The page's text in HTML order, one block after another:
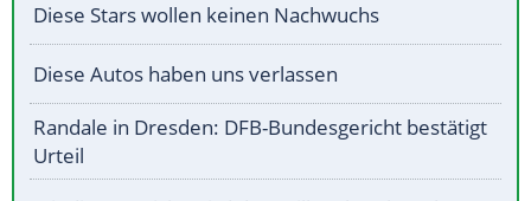
Diese Stars wollen keinen Nachwuchs
Diese Autos haben uns verlassen
Randale in Dresden: DFB-Bundesgericht bestätigt
Urteil